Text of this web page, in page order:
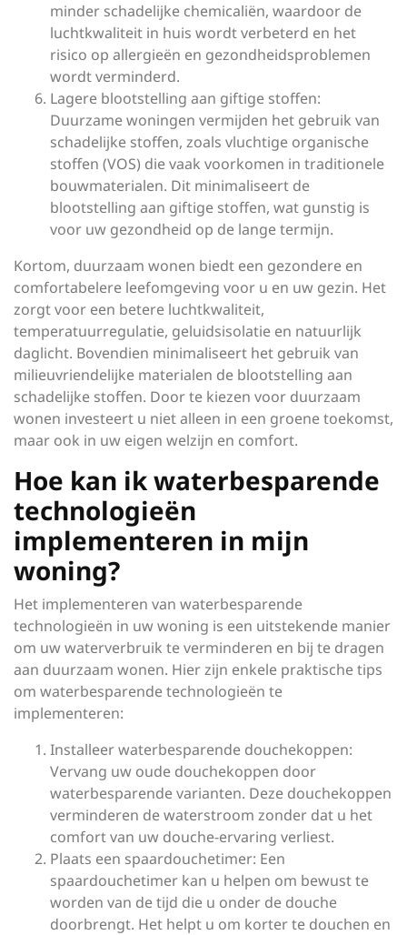
minder schadelijke chemicaliën, waardoor de
luchtkwaliteit in huis wordt verbeterd en het
risico op allergieën en gezondheidsproblemen
wordt verminderd.
Lagere blootstelling aan giftige stoffen:
Duurzame woningen vermijden het gebruik van
schadelijke stoffen, zoals vluchtige organische
stoffen (VOS) die vaak voorkomen in traditionele
bouwmaterialen. Dit minimaliseert de
blootstelling aan giftige stoffen, wat gunstig is
voor uw gezondheid op de lange termijn.
Kortom, duurzaam wonen biedt een gezondere en
comfortabelere leefomgeving voor u en uw gezin. Het
zorgt voor een betere luchtkwaliteit,
temperatuurregulatie, geluidsisolatie en natuurlijk
daglicht. Bovendien minimaliseert het gebruik van
milieuvriendelijke materialen de blootstelling aan
schadelijke stoffen. Door te kiezen voor duurzaam
wonen investeert u niet alleen in een groene toekomst,
maar ook in uw eigen welzijn en comfort.
Hoe kan ik waterbesparende
technologieën
implementeren in mijn
woning?
Het implementeren van waterbesparende
technologieën in uw woning is een uitstekende manier
om uw waterverbruik te verminderen en bij te dragen
aan duurzaam wonen. Hier zijn enkele praktische tips
om waterbesparende technologieën te
implementeren:
Installeer waterbesparende douchekoppen:
Vervang uw oude douchekoppen door
waterbesparende varianten. Deze douchekoppen
verminderen de waterstroom zonder dat u het
comfort van uw douche-ervaring verliest.
Plaats een spaardouchetimer: Een
spaardouchetimer kan u helpen om bewust te
worden van de tijd die u onder de douche
doorbrengt. Het helpt u om korter te douchen en